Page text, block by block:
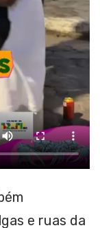
e ruas da